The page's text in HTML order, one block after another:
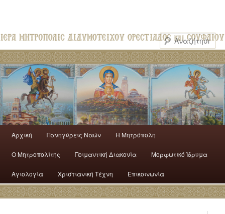
Αρχική Πανηγύρεις Ναών H Mητρόπολη
Ο Mητροπολίτης Ποιμαντική Διακονία Μορφωτικό Ίδρυμα
Αγιολογία Χριστιανική Τέχνη Επικοινωνία